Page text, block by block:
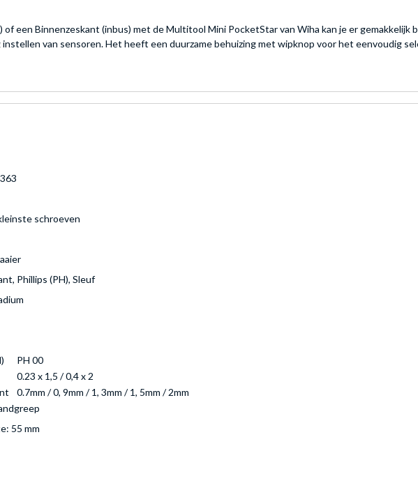
een Binnenzeskant (inbus) met de Multitool Mini PocketStar van Wiha kan je er
van sensoren. Het heeft een duurzame behuizing met wipknop voor het eenvoudig
schroeven
Phillips (PH), Sleuf
PH 00
0.23 x 1,5 / 0,4 x 2
0.7mm / 0, 9mm / 1, 3mm / 1, 5mm / 2mm
55 mm